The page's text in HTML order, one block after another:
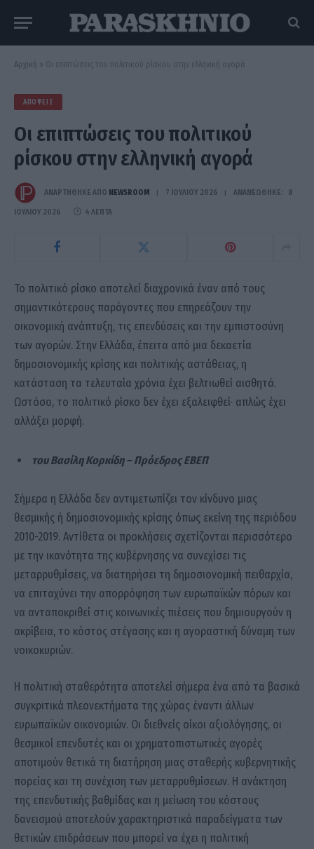
Αρχική » Οι επιπτώσεις του πολιτικού ρίσκου στην ελληνική αγορά
ΑΠΌΨΕΙΣ
Οι επιπτώσεις του πολιτικού
ρίσκου στην ελληνική αγορά
ΑΝΑΡΤΗΘΗΚΕ ΑΠΟ NEWSROOM 7 ΙΟΥΛΊΟΥ 2026 ΑΝΑΝΕΏΘΗΚΕ: 8
ΙΟΥΛΊΟΥ 2026 4 ΛΕΠΤΆ
Το πολιτικό ρίσκο αποτελεί διαχρονικά έναν από τους
σημαντικότερους παράγοντες που επηρεάζουν την
οικονομική ανάπτυξη, τις επενδύσεις και την εμπιστοσύνη
των αγορών. Στην Ελλάδα, έπειτα από μια δεκαετία
δημοσιονομικής κρίσης και πολιτικής αστάθειας, η
κατάσταση τα τελευταία χρόνια έχει βελτιωθεί αισθητά.
Ωστόσο, το πολιτικό ρίσκο δεν έχει εξαλειφθεί· απλώς έχει
αλλάξει μορφή.
του Βασίλη Κορκίδη – Πρόεδρος ΕΒΕΠ
Σήμερα η Ελλάδα δεν αντιμετωπίζει τον κίνδυνο μιας
θεσμικής ή δημοσιονομικής κρίσης όπως εκείνη της περιόδου
2010-2019. Αντίθετα οι προκλήσεις σχετίζονται περισσότερο
με την ικανότητα της κυβέρνησης να συνεχίσει τις
μεταρρυθμίσεις, να διατηρήσει τη δημοσιονομική πειθαρχία,
να επιταχύνει την απορρόφηση των ευρωπαϊκών πόρων και
να ανταποκριθεί στις κοινωνικές πιέσεις που δημιουργούν η
ακρίβεια, το κόστος στέγασης και η αγοραστική δύναμη των
νοικοκυριών.
Η πολιτική σταθερότητα αποτελεί σήμερα ένα από τα βασικά
συγκριτικά πλεονεκτήματα της χώρας έναντι άλλων
ευρωπαϊκών οικονομιών. Οι διεθνείς οίκοι αξιολόγησης, οι
θεσμικοί επενδυτές και οι χρηματοπιστωτικές αγορές
αποτιμούν θετικά τη διατήρηση μιας σταθερής κυβερνητικής
πορείας και τη συνέχιση των μεταρρυθμίσεων. Η ανάκτηση
της επενδυτικής βαθμίδας και η μείωση του κόστους
δανεισμού αποτελούν χαρακτηριστικά παραδείγματα των
θετικών επιδράσεων που μπορεί να έχει η πολιτική